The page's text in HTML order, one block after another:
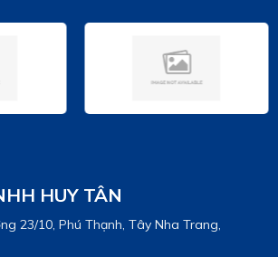
HUY TÂN
23/10, Phú Thạnh, Tây Nha Trang,